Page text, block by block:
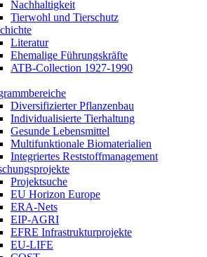
Nachhaltigkeit
Tierwohl und Tierschutz
Literatur
Ehemalige Führungskräfte
ATB-Collection 1927-1990
Diversifizierter Pflanzenbau
Individualisierte Tierhaltung
Gesunde Lebensmittel
Multifunktionale Biomaterialien
Integriertes Reststoffmanagement
Projektsuche
EU Horizon Europe
ERA-Nets
EIP-AGRI
EFRE Infrastrukturprojekte
EU-LIFE